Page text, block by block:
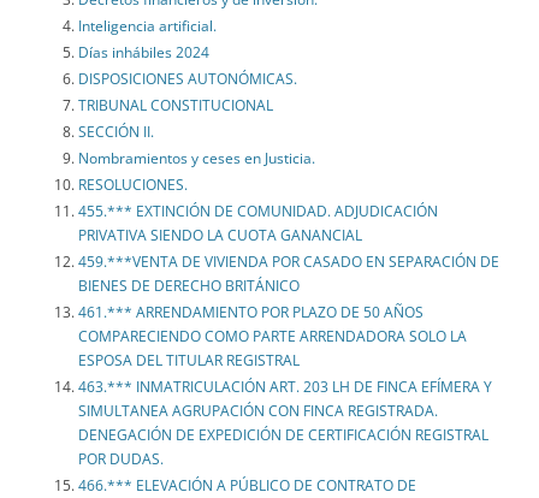
Inteligencia artificial.
Días inhábiles 2024
DISPOSICIONES AUTONÓMICAS.
TRIBUNAL CONSTITUCIONAL
SECCIÓN II.
Nombramientos y ceses en Justicia.
RESOLUCIONES.
455.*** EXTINCIÓN DE COMUNIDAD. ADJUDICACIÓN
PRIVATIVA SIENDO LA CUOTA GANANCIAL
459.***VENTA DE VIVIENDA POR CASADO EN SEPARACIÓN DE
BIENES DE DERECHO BRITÁNICO
461.*** ARRENDAMIENTO POR PLAZO DE 50 AÑOS
COMPARECIENDO COMO PARTE ARRENDADORA SOLO LA
ESPOSA DEL TITULAR REGISTRAL
463.*** INMATRICULACIÓN ART. 203 LH DE FINCA EFÍMERA Y
SIMULTANEA AGRUPACIÓN CON FINCA REGISTRADA.
DENEGACIÓN DE EXPEDICIÓN DE CERTIFICACIÓN REGISTRAL
POR DUDAS.
466.*** ELEVACIÓN A PÚBLICO DE CONTRATO DE